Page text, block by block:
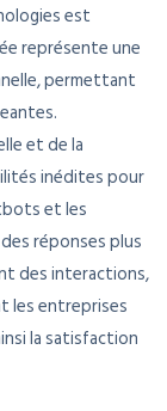
est
représente une
permettant
et de la
inédites pour
et les
réponses plus
des interactions,
les entreprises
la satisfaction